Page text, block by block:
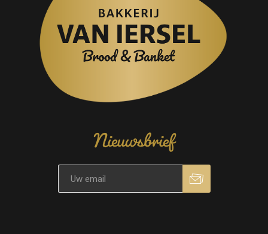
Nieuwsbrief